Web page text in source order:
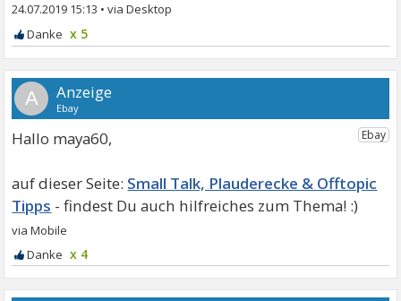
24.07.2019 15:13 •
x 5
A
Hallo maya60,
Small Talk, Plauderecke & Offtopic
Tipps
x 4